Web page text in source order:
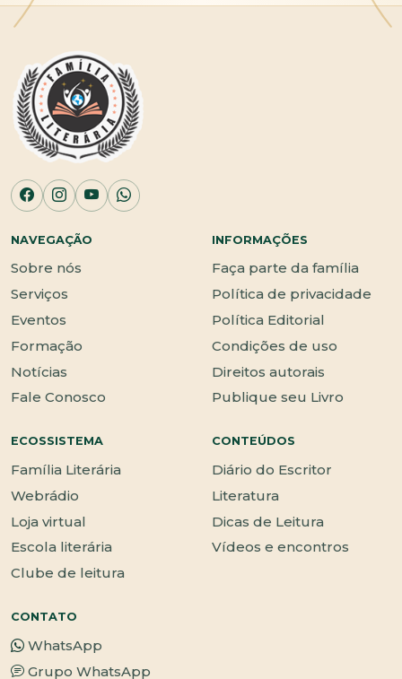
NAVEGAÇÃO
Sobre nós
Serviços
Eventos
Formação
Notícias
Fale Conosco
INFORMAÇÕES
Faça parte da família
Política de privacidade
Política Editorial
Condições de uso
Direitos autorais
Publique seu Livro
ECOSSISTEMA
Família Literária
Webrádio
Loja virtual
Escola literária
Clube de leitura
CONTEÚDOS
Diário do Escritor
Literatura
Dicas de Leitura
Vídeos e encontros
CONTATO
WhatsApp
Grupo WhatsApp